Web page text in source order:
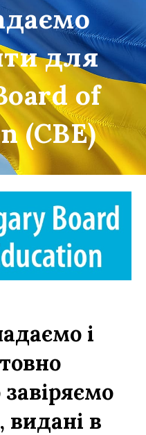
для
of
(CBE)
і
в